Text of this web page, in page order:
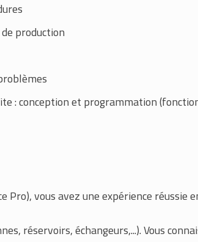
production
: conception et programmation
Pro), vous avez une expérience réussie
réservoirs, échangeurs,...). Vous